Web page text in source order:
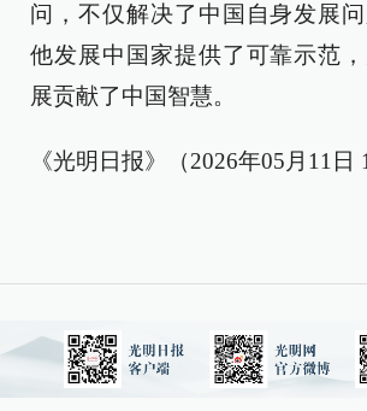
问，不仅解决了中国自身发展
他发展中国家提供了可靠示范
展贡献了中国智慧。
《光明日报》（2026年05月11日